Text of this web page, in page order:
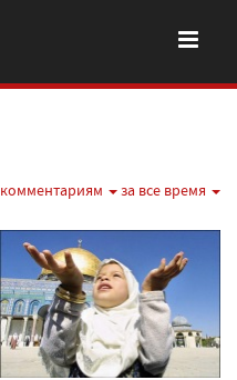
комментариям за все время